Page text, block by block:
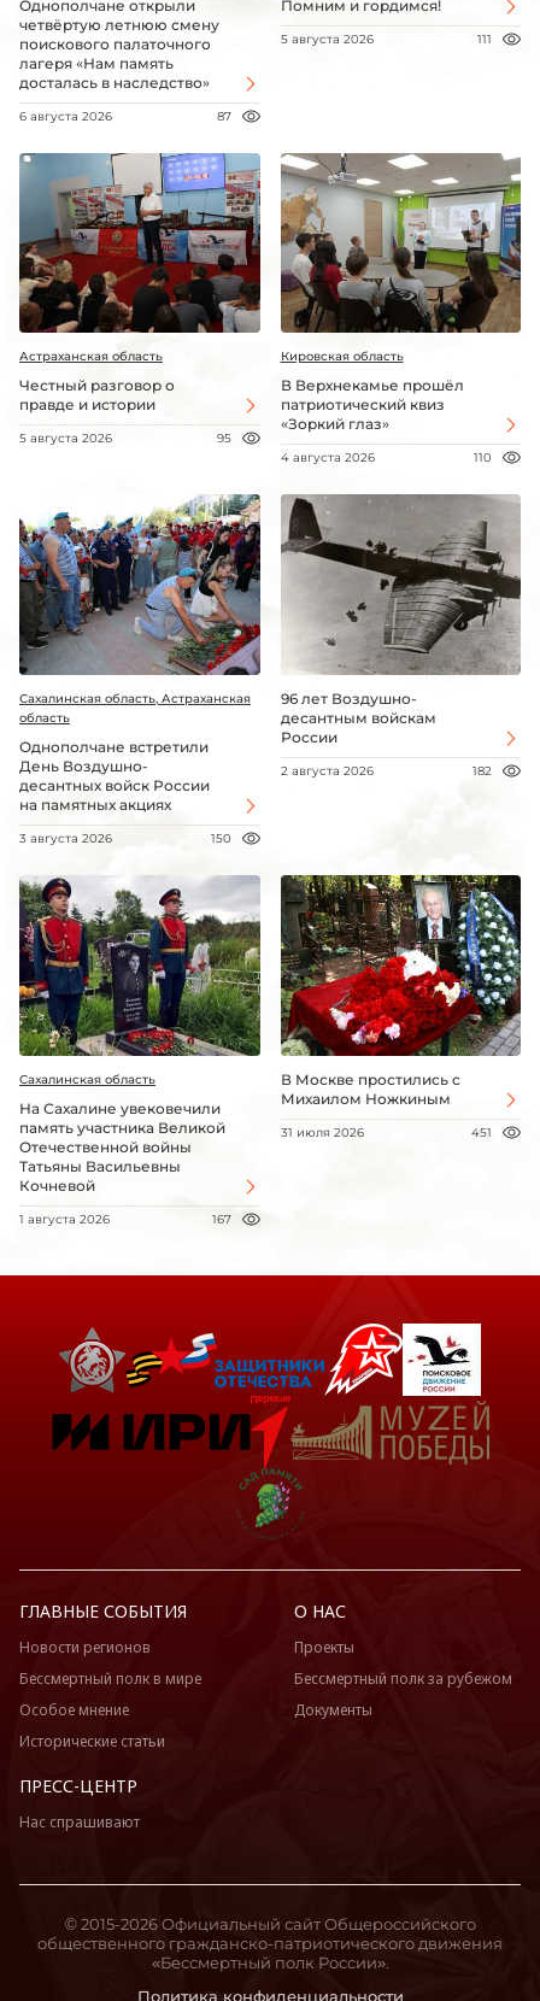
Однополчане открыли
четвёртую летнюю смену
поискового палаточного
лагеря «Нам память
досталась в наследство»
6 августа 2026 87
Помним и гордимся!
5 августа 2026 111
Астраханская область
Честный разговор о
правде и истории
5 августа 2026 95
Кировская область
В Верхнекамье прошёл
патриотический квиз
«Зоркий глаз»
4 августа 2026 110
Сахалинская область, Астраханская
область
Однополчане встретили
День Воздушно-
десантных войск России
на памятных акциях
3 августа 2026 150
96 лет Воздушно-
десантным войскам
России
2 августа 2026 182
Сахалинская область
На Сахалине увековечили
память участника Великой
Отечественной войны
Татьяны Васильевны
Кочневой
1 августа 2026 167
В Москве простились с
Михаилом Ножкиным
31 июля 2026 451
ГЛАВНЫЕ СОБЫТИЯ
Новости регионов
Бессмертный полк в мире
Особое мнение
Исторические статьи
О НАС
Проекты
Бессмертный полк за рубежом
Документы
ПРЕСС-ЦЕНТР
Нас спрашивают
Политика конфиденциальности
© 2015-2026 Официальный сайт Общероссийского
общественного гражданско-патриотического движения
«Бессмертный полк России».